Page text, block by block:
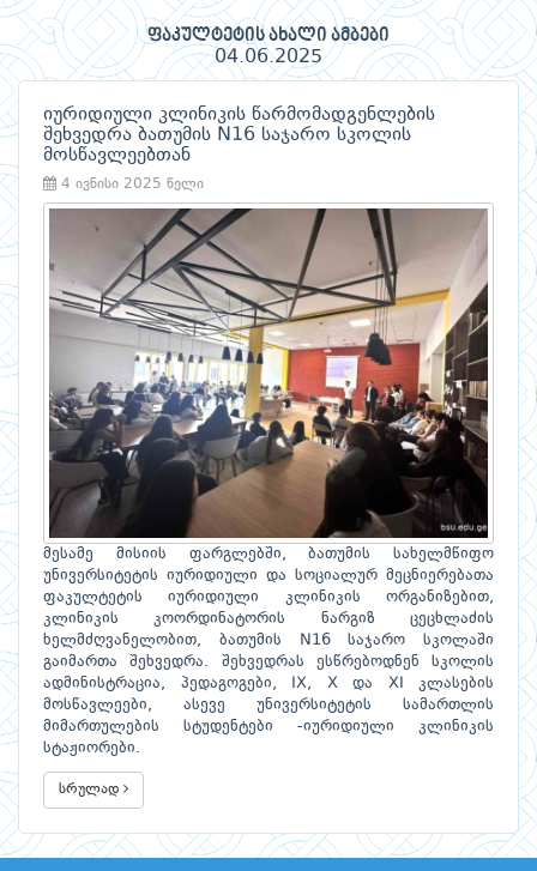
ფაკულტეტის ახალი ამბები
04.06.2025
იურიდიული კლინიკის წარმომადგენლების
შეხვედრა ბათუმის N16 საჯარო სკოლის
მოსწავლეებთან
4 ივნისი 2025 წელი
მესამე მისიის ფარგლებში, ბათუმის სახელმწიფო
უნივერსიტეტის იურიდიული და სოციალურ მეცნიერებათა
ფაკულტეტის იურიდიული კლინიკის ორგანიზებით,
კლინიკის კოორდინატორის ნარგიზ ცეცხლაძის
ხელმძღვანელობით, ბათუმის N16 საჯარო სკოლაში
გაიმართა შეხვედრა. შეხვედრას ესწრებოდნენ სკოლის
ადმინისტრაცია, პედაგოგები, IX, X და XI კლასების
მოსწავლეები, ასევე უნივერსიტეტის სამართლის
მიმართულების სტუდენტები -იურიდიული კლინიკის
სტაჟიორები.
სრულად